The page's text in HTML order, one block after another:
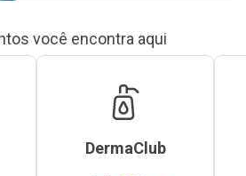
você encontra aqui
DermaClub